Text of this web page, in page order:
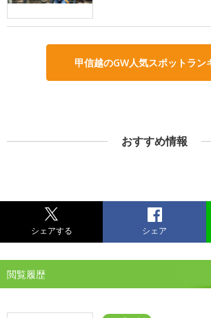
甲信越のGW人気スポットラン
おすすめ情報
シェアする シェア
閲覧履歴